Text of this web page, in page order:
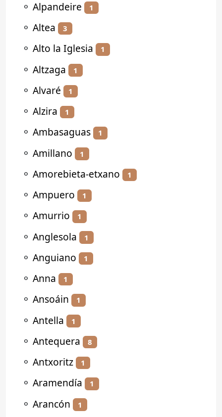
⚬ Alpandeire 1
⚬ Altea 3
⚬ Alto la Iglesia 1
⚬ Altzaga 1
⚬ Alvaré 1
⚬ Alzira 1
⚬ Ambasaguas 1
⚬ Amillano 1
⚬ Amorebieta-etxano 1
⚬ Ampuero 1
⚬ Amurrio 1
⚬ Anglesola 1
⚬ Anguiano 1
⚬ Anna 1
⚬ Ansoáin 1
⚬ Antella 1
⚬ Antequera 8
⚬ Antxoritz 1
⚬ Aramendía 1
⚬ Arancón 1